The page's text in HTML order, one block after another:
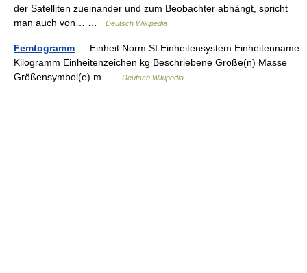
der Satelliten zueinander und zum Beobachter abhängt, spricht
man auch von… …
Deutsch Wikipedia
Femtogramm — Einheit Norm SI Einheitensystem Einheitenname
Kilogramm Einheitenzeichen kg Beschriebene Größe(n) Masse
Größensymbol(e) m …
Deutsch Wikipedia